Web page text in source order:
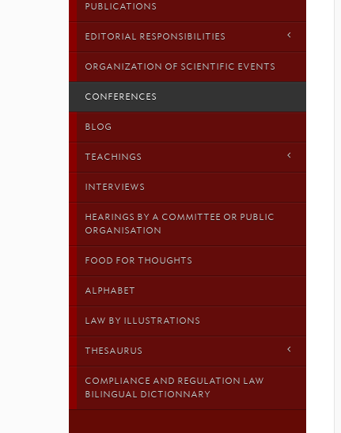
PUBLICATIONS
EDITORIAL RESPONSIBILITIES
ORGANIZATION OF SCIENTIFIC EVENTS
CONFERENCES
BLOG
TEACHINGS
INTERVIEWS
HEARINGS BY A COMMITTEE OR PUBLIC
ORGANISATION
FOOD FOR THOUGHTS
ALPHABET
LAW BY ILLUSTRATIONS
THESAURUS
COMPLIANCE AND REGULATION LAW
BILINGUAL DICTIONNARY